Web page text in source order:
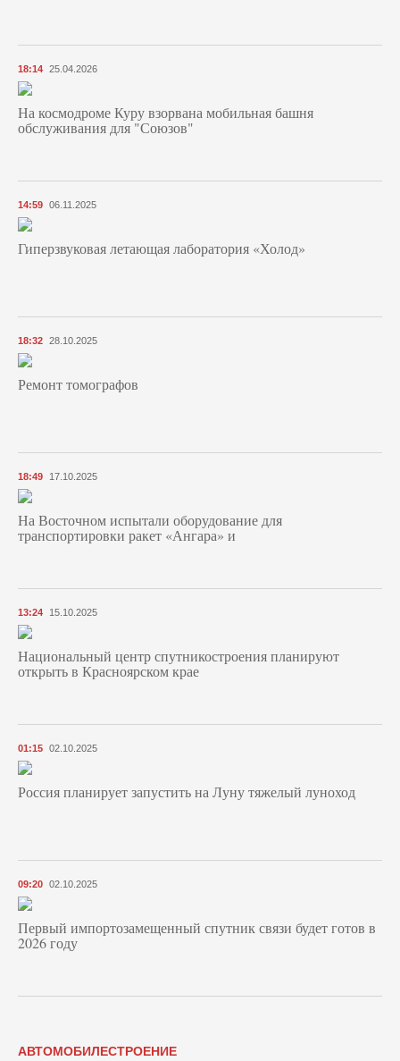
18:14 25.04.2026
На космодроме Куру взорвана мобильная башня
обслуживания для "Союзов"
14:59 06.11.2025
Гиперзвуковая летающая лаборатория «Холод»
18:32 28.10.2025
Ремонт томографов
18:49 17.10.2025
На Восточном испытали оборудование для
транспортировки ракет «Ангара» и
13:24 15.10.2025
Национальный центр спутникостроения планируют
открыть в Красноярском крае
01:15 02.10.2025
Россия планирует запустить на Луну тяжелый луноход
09:20 02.10.2025
Первый импортозамещенный спутник связи будет готов в
2026 году
АВТОМОБИЛЕСТРОЕНИЕ